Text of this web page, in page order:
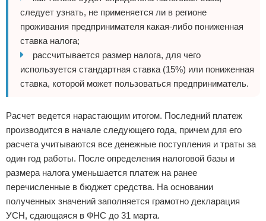
следует узнать, не применяется ли в регионе
проживания предпринимателя какая-либо пониженная
ставка налога;
рассчитывается размер налога, для чего
используется стандартная ставка (15%) или пониженная
ставка, которой может пользоваться предприниматель.
Расчет ведется нарастающим итогом. Последний платеж
производится в начале следующего года, причем для его
расчета учитываются все денежные поступления и траты за
один год работы. После определения налоговой базы и
размера налога уменьшается платеж на ранее
перечисленные в бюджет средства. На основании
полученных значений заполняется грамотно декларация
УСН, сдающаяся в ФНС до 31 марта.